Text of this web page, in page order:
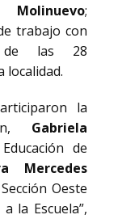
Molinuevo;
trabajo con
de las 28
localidad.
la
Gabriela
de
Mercedes
Oeste
la Escuela”,